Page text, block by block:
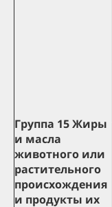
Группа 15 Жиры
и масла
животного или
растительного
происхождения
и продукты их